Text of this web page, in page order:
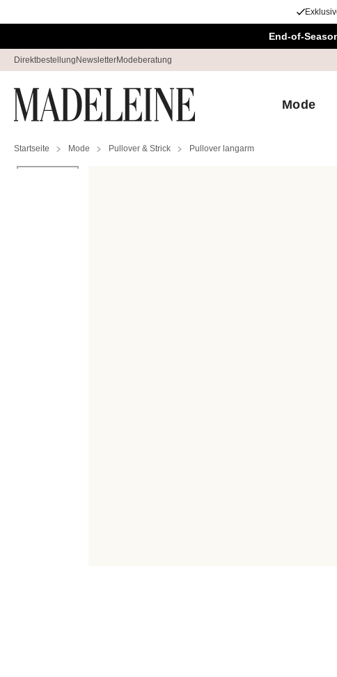
End-of-
Direktbestellung NewsletterModeberatung
Mode
Startseite Mode Pullover & Strick Pullover langarm